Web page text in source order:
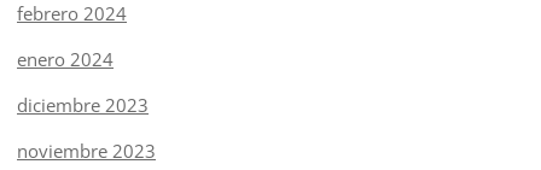
febrero 2024
enero 2024
diciembre 2023
noviembre 2023